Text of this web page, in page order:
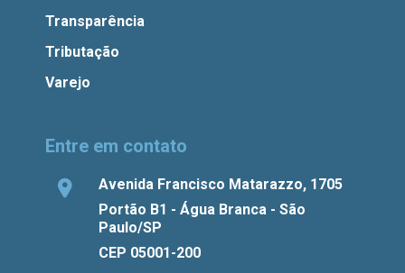
Transparência
Tributação
Varejo
Entre em contato
Avenida Francisco Matarazzo, 1705
Portão B1 - Água Branca - São
Paulo/SP
CEP 05001-200